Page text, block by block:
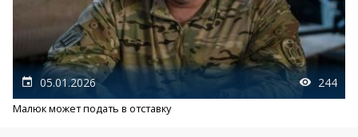
05.01.2026 244
Малюк может подать в отставку